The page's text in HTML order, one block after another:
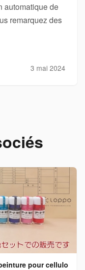
automatique de
remarquez des
3 mai 2024
pour cellulo